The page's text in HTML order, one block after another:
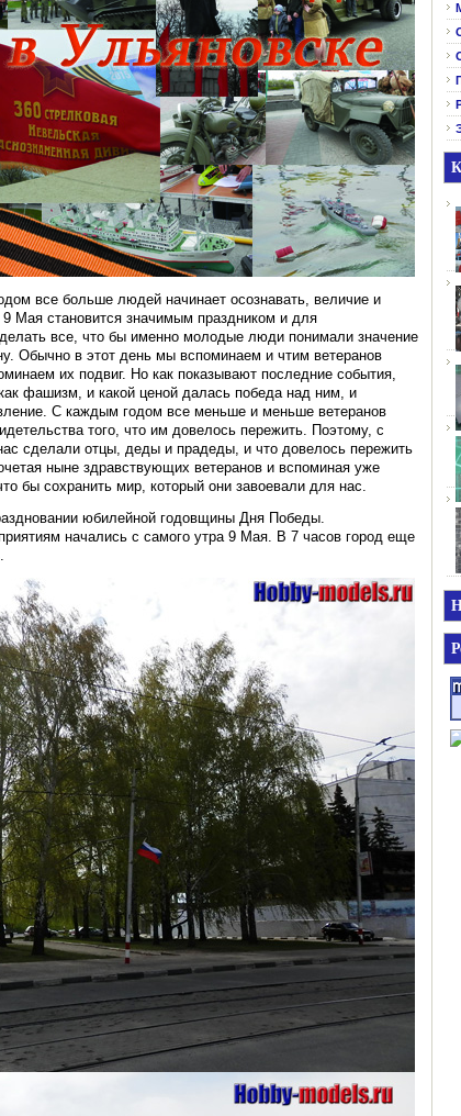
все больше людей начинает осознавать, величие и
Мая становится значимым праздником и для
все, что бы именно молодые люди понимали значение
Обычно в этот день мы вспоминаем и чтим ветеранов
их подвиг. Но как показывают последние события,
фашизм, и какой ценой далась победа над ним, и
С каждым годом все меньше и меньше ветеранов
того, что им довелось пережить. Поэтому, с
сделали отцы, деды и прадеды, и что довелось пережить
ныне здравствующих ветеранов и вспоминая уже
бы сохранить мир, который они завоевали для нас.
юбилейной годовщины Дня Победы.
начались с самого утра 9 Мая. В 7 часов город еще